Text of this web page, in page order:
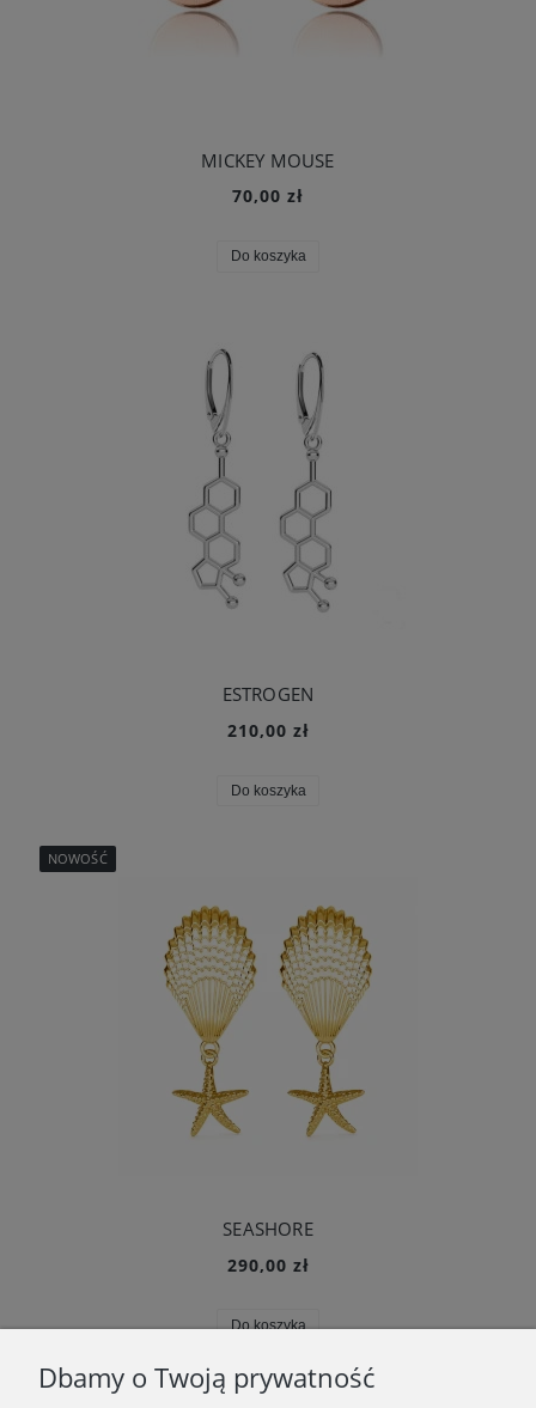
MICKEY MOUSE
70,00 zł
Do koszyka
ESTROGEN
210,00 zł
Do koszyka
SEASHORE
290,00 zł
Do koszyka
NOWOŚĆ
Dbamy o Twoją prywatność